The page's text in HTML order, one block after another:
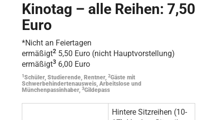
Kinotag – alle Reihen: 7,50
Euro
*Nicht an Feiertagen
ermäßigt2 5,50 Euro (nicht Hauptvorstellung)
ermäßigt3 6,00 Euro
1 Schüler, Studierende, Rentner, 2Gäste mit
Schwerbehindertenausweis, Arbeitslose und
Münchenpassinhaber, 3Gildepass
Hintere Sitzreihen (10-